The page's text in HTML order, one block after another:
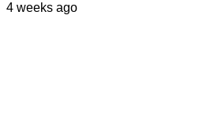
4 weeks ago